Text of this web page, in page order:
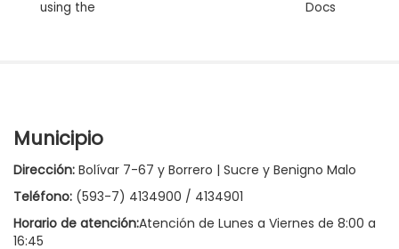
using the
Docs
Municipio
Dirección: Bolívar 7-67 y Borrero | Sucre y Benigno Malo
Teléfono: (593-7) 4134900 / 4134901
Horario de atención:Atención de Lunes a Viernes de 8:00 a
16:45